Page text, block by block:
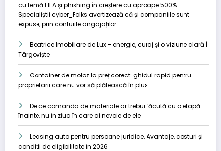
cu temă FIFA și phishing în creștere cu aproape 500%.
Specialiștii cyber_Folks avertizează că și companiile sunt
expuse, prin conturile angajaților
Beatrice Imobiliare de Lux – energie, curaj și o viziune clară |
Târgoviște
Container de moloz la preț corect: ghidul rapid pentru
proprietarii care nu vor să plătească în plus
De ce comanda de materiale ar trebui făcută cu o etapă
înainte, nu în ziua în care ai nevoie de ele
Leasing auto pentru persoane juridice. Avantaje, costuri și
condiții de eligibilitate în 2026